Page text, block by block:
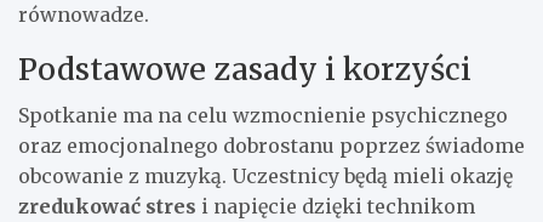
równowadze.
Podstawowe zasady i korzyści
Spotkanie ma na celu wzmocnienie psychicznego
oraz emocjonalnego dobrostanu poprzez świadome
obcowanie z muzyką. Uczestnicy będą mieli okazję
zredukować stres i napięcie dzięki technikom